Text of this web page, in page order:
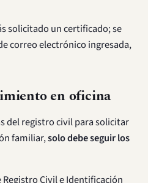
solicitado un certificado; se
correo electrónico ingresada,
en oficina
del registro civil para solicitar
familiar,solo debe seguir los
Registro Civil e Identificación